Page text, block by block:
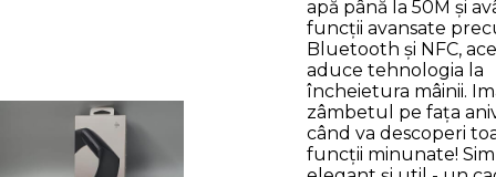
apă până la 50M și
funcții avansate
Bluetooth și NFC,
aduce tehnologia la
încheietura mâinii.
zâmbetul pe fața
când va descoperi
funcții minunate!